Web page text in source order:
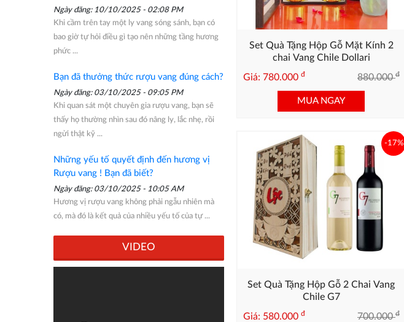
Set Quà Tặng Hộp Gỗ Mặt Kính 2
chai Vang Chile Dollari
Giá: 780.000 đ 880.000đ
MUA NGAY
Set Quà Tặng Hộp Gỗ 2 Chai Vang
Chile G7
Giá: 580.000 đ 700.000đ
-17%
Ngày đăng: 10/10/2025 - 02:08 PM
Khi cầm trên tay một ly vang sóng sánh, bạn có
bao giờ tự hỏi điều gì tạo nên những tầng hương
phức ...
Bạn đã thưởng thức rượu vang đúng cách?
Ngày đăng: 03/10/2025 - 09:05 PM
Khi quan sát một chuyên gia rượu vang, bạn sẽ
thấy họ thường nhìn sau đó nâng ly, lắc nhẹ, rồi
ngửi thật kỹ ...
Những yếu tố quyết định đến hương vị
Rượu vang ! Bạn đã biết?
Ngày đăng: 03/10/2025 - 10:05 AM
Hương vị rượu vang không phải ngẫu nhiên mà
có, mà đó là kết quả của nhiều yếu tố của tự ...
VIDEO